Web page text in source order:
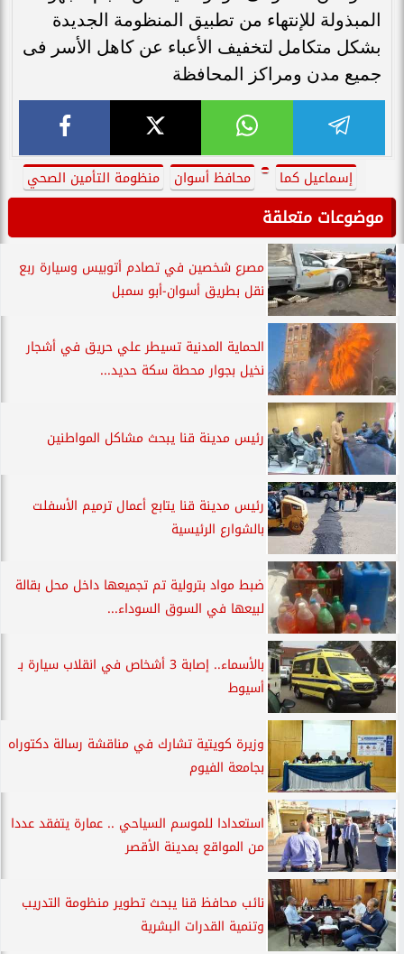
المبذولة للإنتهاء من تطبيق المنظومة الجديدة
بشكل متكامل لتخفيف الأعباء عن كاهل الأسر فى
جميع مدن ومراكز المحافظة
إسماعيل كما محافظ أسوان منظومة التأمين الصحي
موضوعات متعلقة
مصرع شخصين في تصادم أتوبيس وسيارة ربع
نقل بطريق أسوان-أبو سمبل
الحماية المدنية تسيطر علي حريق في أشجار
نخيل بجوار محطة سكة حديد...
رئيس مدينة قنا يبحث مشاكل المواطنين
رئيس مدينة قنا يتابع أعمال ترميم الأسفلت
بالشوارع الرئيسية
ضبط مواد بترولية تم تجميعها داخل محل بقالة
لبيعها في السوق السوداء...
بالأسماء.. إصابة 3 أشخاص في انقلاب سيارة بـ
أسيوط
وزيرة كويتية تشارك في مناقشة رسالة دكتوراه
بجامعة الفيوم
استعدادا للموسم السياحي .. عمارة يتفقد عددا
من المواقع بمدينة الأقصر
نائب محافظ قنا يبحث تطوير منظومة التدريب
وتنمية القدرات البشرية